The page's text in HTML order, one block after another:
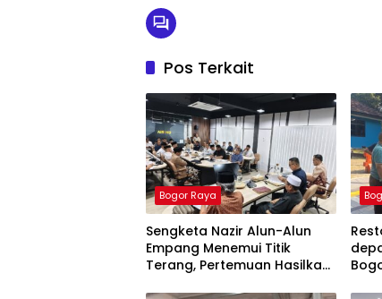
Pos Terkait
Bogor Raya
Sengketa Nazir Alun-Alun
Empang Menemui Titik
Terang, Pertemuan Hasilkan